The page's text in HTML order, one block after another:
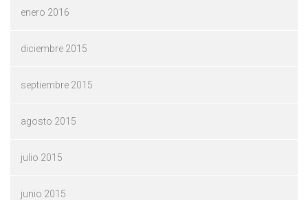
enero 2016
diciembre 2015
septiembre 2015
agosto 2015
julio 2015
junio 2015